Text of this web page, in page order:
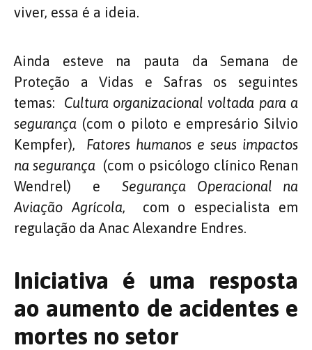
viver, essa é a ideia.
Ainda esteve na pauta da Semana de
Proteção a Vidas e Safras os seguintes
temas: Cultura organizacional voltada para a
segurança (com o piloto e empresário Silvio
Kempfer), Fatores humanos e seus impactos
na segurança (com o psicólogo clínico Renan
Wendrel) e Segurança Operacional na
Aviação Agrícola, com o especialista em
regulação da Anac Alexandre Endres.
Iniciativa é uma resposta
ao aumento de acidentes e
mortes no setor